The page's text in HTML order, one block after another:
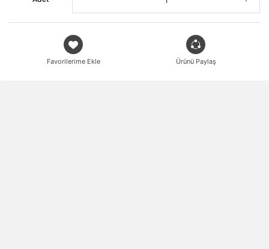
Favorilerime Ekle Ürünü Paylaş